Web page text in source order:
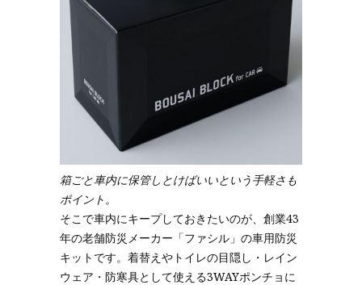
箱ごと車内に保管しとけばいいという手軽さも
ポイント。
そこで車内にキープしておきたいのが、創業43
年の老舗防災メーカー「ファシル」の車用防災
キットです。着替えやトイレの目隠し・レイン
ウェア・防寒具として使える3WAYポンチョに